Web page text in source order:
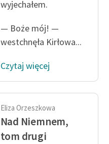
wyjechałem.
— Boże mój! —
westchnęła Kirłowa...
Czytaj więcej
Eliza Orzeszkowa
Nad Niemnem,
tom drugi